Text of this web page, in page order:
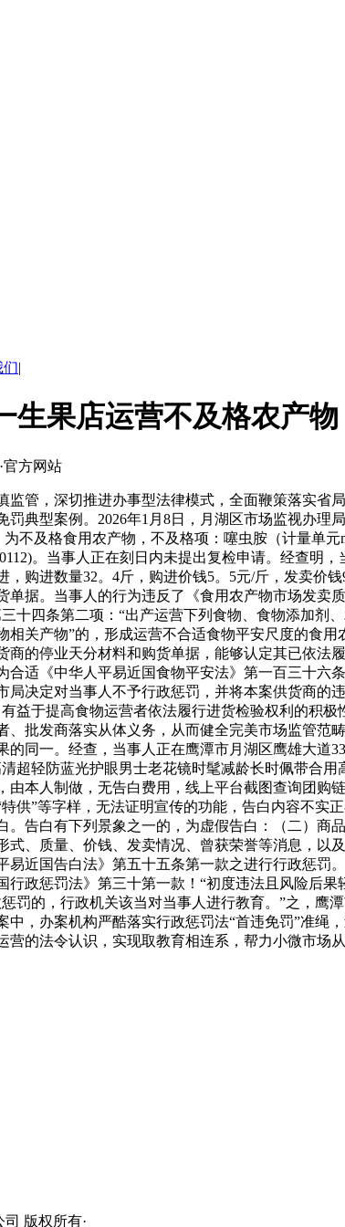
们|
生果店运营不及格农产物
官方网站
，深切推进办事型法律模式，全面鞭策落实省
典型案例。2026年1月8日，月湖区市场监视办
不及格食用农产物，不及格项：噻虫胺（计量单
。当事人正在刻日内未提出复检申请。经查明
购进数量32。4斤，购进价钱5。5元/斤，发卖价
据。当事人的行为违反了《食用农产物市场发
十四条第二项：“出产运营下列食物、食物添加
相关产物”的，形成运营不合适食物平安尺度的食
商的停业天分材料和购货单据，能够认定其已依
合适《中华人平易近国食物平安法》第一百三十
决定对当事人不予行政惩罚，并将本案供货商的
益于提高食物运营者依法履行进货检验权利的积
批发商落实从体义务，从而健全完美市场监管范
同一。经查，当事人正在鹰潭市月湖区鹰雄大
超轻防蓝光护眼男士老花镜时髦减龄长时佩带合
由本人制做，无告白费用，线上平台截图查询团
供”等字样，无法证明宣传的功能，告白内容不
。告白有下列景象之一的，为虚假告白：（二）
式、质量、价钱、发卖情况、曾获荣誉等消息，
易近国告白法》第五十五条第一款之进行行政惩
政惩罚法》第三十第一款！“初度违法且风险后
罚的，行政机关该当对当事人进行教育。”之，
中，办案机构严酷落实行政惩罚法“首违免罚”准
的法令认识，实现取教育相连系，帮力小微市场
司 版权所有·